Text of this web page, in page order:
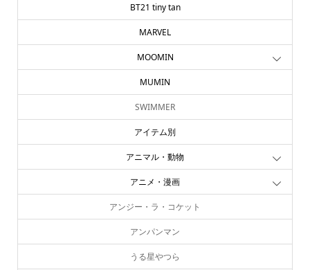
BT21 tiny tan
MARVEL
MOOMIN
MUMIN
SWIMMER
アイテム別
アニマル・動物
アニメ・漫画
アンジー・ラ・コケット
アンパンマン
うる星やつら